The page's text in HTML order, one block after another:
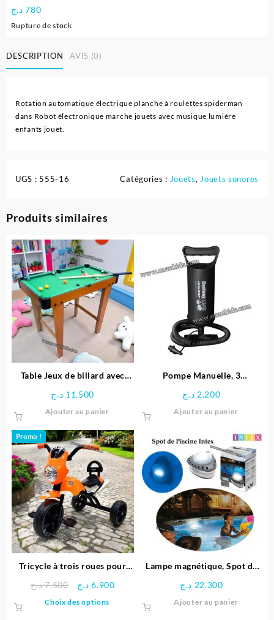
780 د.ج
Rupture de stock
DESCRIPTION AVIS (0)
Rotation automatique électrique planche à roulettes spiderman
dans Robot électronique marche jouets avec musique lumière
enfants jouet.
UGS : 555-16 Catégories : Jouets, Jouets sonores
Produits similaires
Table Jeux de billard avec
11.500 د.ج
Ajouter au panier
Pompe Manuelle, 3
Plastique – Noir
2.200 د.ج
Ajouter au panier
Promo !
Tricycle à trois roues pour
7.500 د.ج
Le
6.900 د.ج
Le
Choix des options
Lampe magnétique, Spot de
22.300 د.ج
Ajouter au panier